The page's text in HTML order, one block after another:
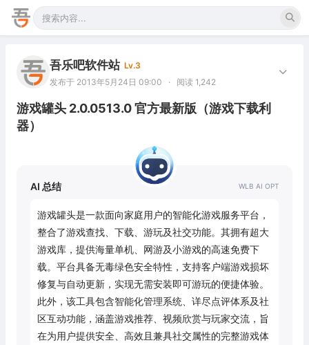
吾乐吧软件站 Lv.3
发布于 2013年5月24日 09:00
· 阅读 1,242
游戏罐头 2.0.0513.0 官方最新版（游戏下载利
器）
AI 总结
游戏罐头是一款面向家庭用户的智能化游戏服务平台，
整合了游戏查找、下载、游玩及社交功能。其拥有超大
游戏库，提供海量单机、网游及小游戏的高速免费下
载。平台具备无毒绿色安全特性，支持客户端游戏损坏
修复与自动更新，实现无需安装即可游玩的便捷体验。
此外，该工具包含智能化管理系统、详尽点评体系及社
区互动功能，涵盖游戏推荐、视频欣赏与玩家交流，旨
在为用户提供安全、高效且兼具社交属性的完整游戏体